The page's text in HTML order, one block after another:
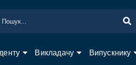
Викладачу Випускнику